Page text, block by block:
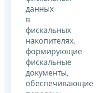
данных
в
фискальных
накопителях,
формирующие
фискальные
документы,
обеспечивающие